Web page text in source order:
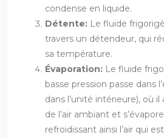
condense en liquide.
Détente: Le fluide
travers un détendeur, qui
sa température.
Évaporation: Le fluide
basse pression passe dans
dans l’unité intérieure), où
de l’air ambiant et
refroidissant ainsi l’air qui